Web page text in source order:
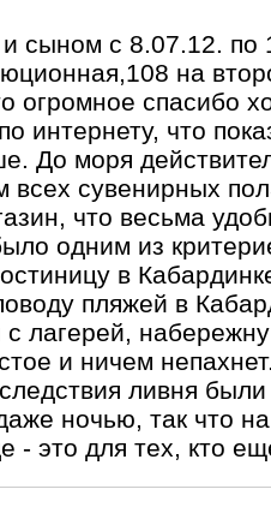
сыном с 8.07.12. по
на
огромное спасибо
интернету, что
До моря
всех сувенирных
что весьма
одним из
в
пляжей в
с лагерей,
и ничем
ливня
ночью, так что
- это для тех, кто